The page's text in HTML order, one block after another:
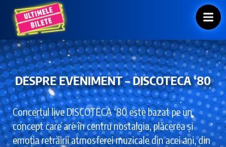
DESPRE EVENIMENT – DISCOTECA ‘80
Concertul live DISCOTECA ‘80 este bazat pe un
concept care are în centru nostalgia, plăcerea și
emoția retrăirii atmosferei muzicale din acei ani, din